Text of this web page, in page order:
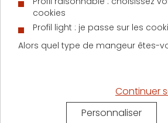
investissement locatif
Mardi 12 mai 2026
Que couvre l’assurance
protections
cookies
Profil light : je passe sur les
Alors quel type de mangeur êtes-
Continuer
Personnaliser